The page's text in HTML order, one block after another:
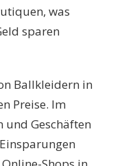
was
sparen
Ballkleidern in
Preise. Im
und Geschäften